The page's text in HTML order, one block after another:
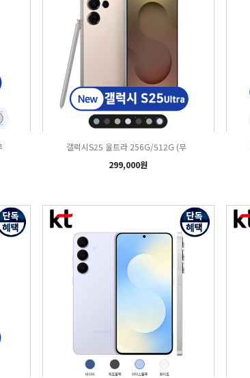
갤럭시S25 울트라 256G/512G (무
299,000원